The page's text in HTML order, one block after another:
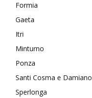
Formia
Gaeta
Itri
Minturno
Ponza
Santi Cosma e Damiano
Sperlonga